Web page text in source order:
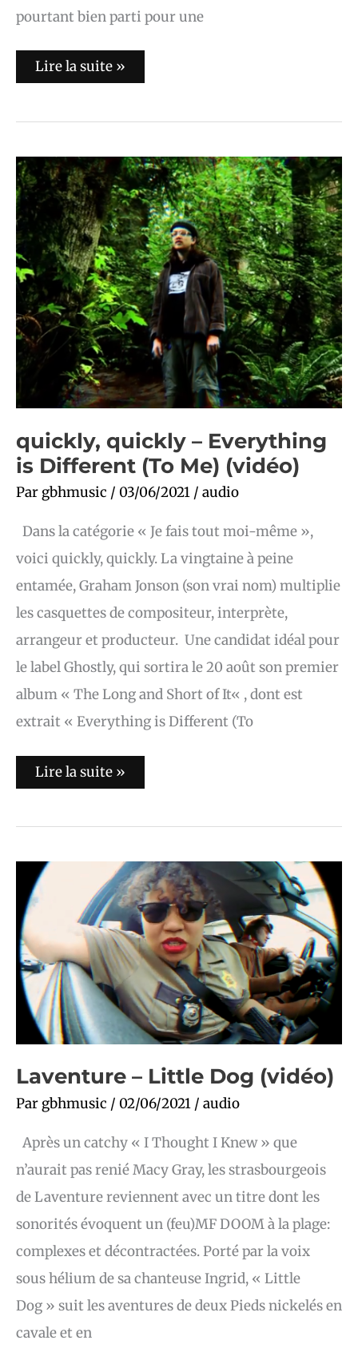
pourtant bien parti pour une
Lire la suite »
quickly, quickly – Everything
is Different (To Me) (vidéo)
Par gbhmusic / 03/06/2021 / audio
Dans la catégorie « Je fais tout moi-même »,
voici quickly, quickly. La vingtaine à peine
entamée, Graham Jonson (son vrai nom) multiplie
les casquettes de compositeur, interprète,
arrangeur et producteur. Une candidat idéal pour
le label Ghostly, qui sortira le 20 août son premier
album « The Long and Short of It« , dont est
extrait « Everything is Different (To
quickly,
quickly
–
Everything
is
Different
(To
Me)
(vidéo)
Lire la suite »
Laventure – Little Dog (vidéo)
Par gbhmusic / 02/06/2021 / audio
Après un catchy « I Thought I Knew » que
n’aurait pas renié Macy Gray, les strasbourgeois
de Laventure reviennent avec un titre dont les
sonorités évoquent un (feu)MF DOOM à la plage:
complexes et décontractées. Porté par la voix
sous hélium de sa chanteuse Ingrid, « Little
Dog » suit les aventures de deux Pieds nickelés en
cavale et en
Laventure
–
Little
Dog
(vidéo)